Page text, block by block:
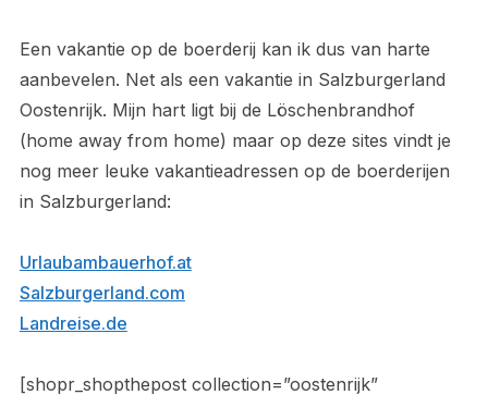
Een vakantie op de boerderij kan ik dus van harte
aanbevelen. Net als een vakantie in Salzburgerland
Oostenrijk. Mijn hart ligt bij de Löschenbrandhof
(home away from home) maar op deze sites vindt je
nog meer leuke vakantieadressen op de boerderijen
in Salzburgerland:
Urlaubambauerhof.at
Salzburgerland.com
Landreise.de
[shopr_shopthepost collection=”oostenrijk”